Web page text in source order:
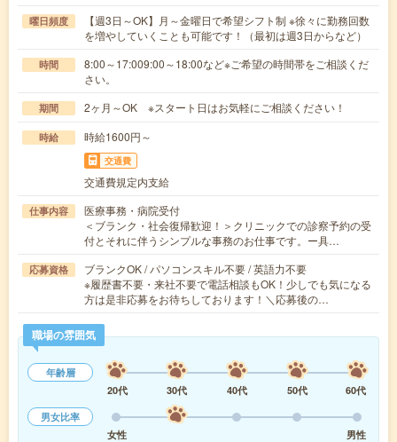
曜日頻度
【週3日～OK】月～金曜日で希望シフト制 ※徐々に勤務回数
を増やしていくことも可能です！（最初は週3日からなど）
時間
8:00～17:009:00～18:00など※ご希望の時間帯をご相談くだ
さい。
期間 2ヶ月～OK ※スタート日はお気軽にご相談ください！
時給 時給1600円～
交通費
交通費規定内支給
仕事内容
医療事務・病院受付
＜ブランク・社会復帰歓迎！＞クリニックでの診察予約の受
付とそれに伴うシンプルな事務のお仕事です。ー具…
応募資格
ブランクOK / パソコンスキル不要 / 英語力不要
※履歴書不要・来社不要で電話相談もOK！少しでも気になる
方は是非応募をお待ちしております！＼応募後の…
職場の雰囲気
年齢層
20代
30代 40代 50代
60代
男女比率
女性
男性